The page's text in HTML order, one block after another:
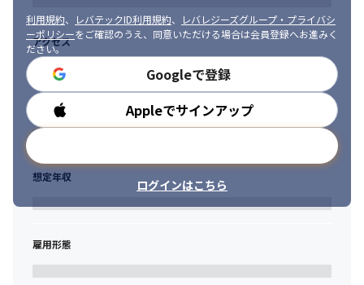
・プロダクトデリバリー全体のQCD管理体制の構築
■経営・事業部門との連携
・経営会議への参加、開発組織の課題・貢献のレポーティング
・事業部長との定期ミーティングを通じた技術支援・リソース調
▼組織について▼
■組織構成
・管掌範囲：開発組織全体（約40名規模 ※業務委託含む）
・直接レポート：EM 1〜2名、EM候補数名
・レポートライン：開発管掌役員（執行役員）→ 開発部長（本ポ
ジション） → EM → メンバー
▼経営との距離感▼
利用規約、 レバテックID利用規約、
レバレジーズグループ・プライバシ
ーポリシーをご確認のうえ、同意いただける場合は会員登録へお進みく
ださい。
Googleで登録
Appleでサインアップ
ログインはこちら
アクセス
勤務時間
想定年収
雇用形態